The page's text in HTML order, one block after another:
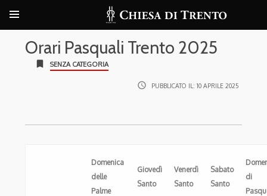
Orari Pasquali Trento 2025
bookmark SENZA CATEGORIA
access_time PUBBLICATO IL: 10 APRILE 2025
Domenica
delle
Palme
Giovedì
Santo
Venerdì
Santo
Sabato
Santo
di